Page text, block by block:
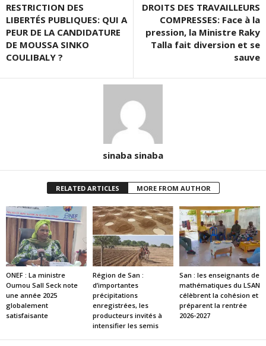
RESTRICTION DES
LIBERTÉS PUBLIQUES: QUI A
PEUR DE LA CANDIDATURE
DE MOUSSA SINKO
COULIBALY ?
DROITS DES TRAVAILLEURS
COMPRESSES: Face à la
pression, la Ministre Raky
Talla fait diversion et se
sauve
sinaba sinaba
RELATED ARTICLES MORE FROM AUTHOR
ONEF : La ministre
Oumou Sall Seck note
une année 2025
globalement
satisfaisante
Région de San :
d’importantes
précipitations
enregistrées, les
producteurs invités à
intensifier les semis
San : les enseignants de
mathématiques du LSAN
célèbrent la cohésion et
préparent la rentrée
2026-2027